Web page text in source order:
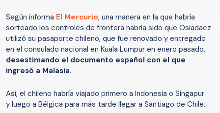
Según informa El Mercurio, una manera en la que habría
sorteado los controles de frontera habría sido que Osiadacz
utilizó su pasaporte chileno, que fue renovado y entregado
en el consulado nacional en Kuala Lumpur en enero pasado,
desestimando el documento español con el que
ingresó a Malasia.
Así, el chileno habría viajado primero a Indonesia o Singapur
y luego a Bélgica para más tarde llegar a Santiago de Chile.